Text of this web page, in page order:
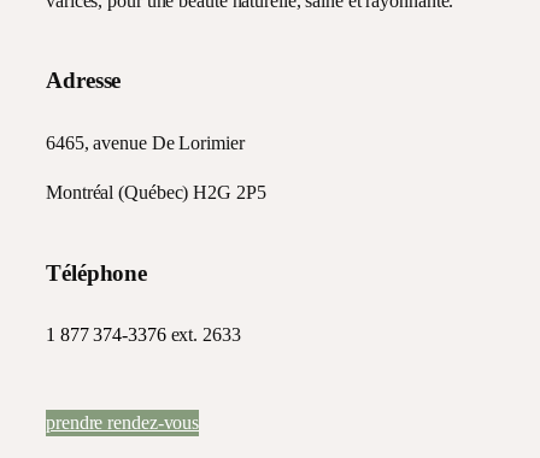
Adresse
6465, avenue De Lorimier
Montréal (Québec) H2G 2P5
Téléphone
1 877 374-3376ext. 2633
prendre rendez-vous